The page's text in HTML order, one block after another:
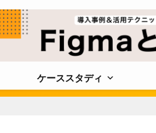
ケーススタディ